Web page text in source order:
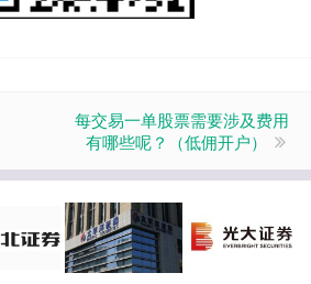
每交易一单股票需要涉及费用
有哪些呢？（低佣开户）